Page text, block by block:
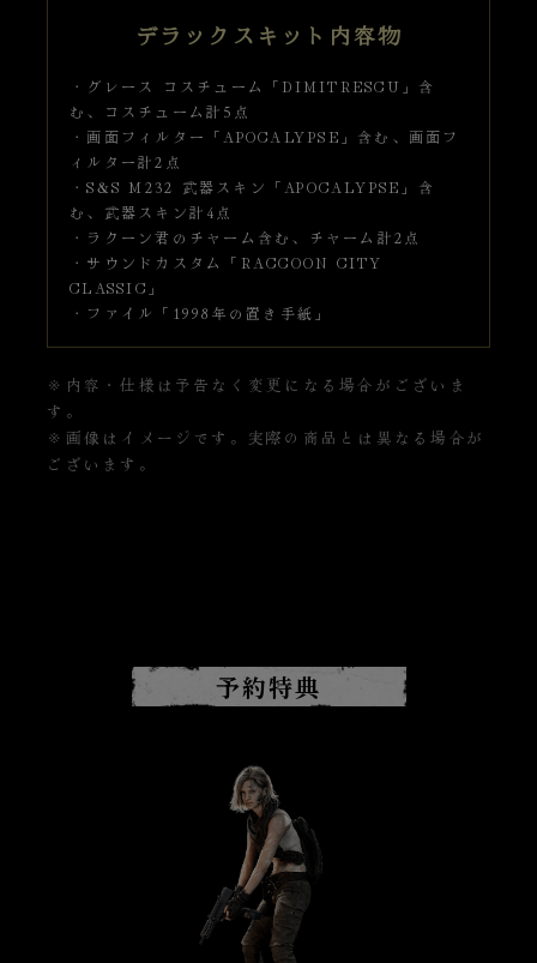
デラックスキット内容物
・グレース コスチューム「DIMITRESCU」含
む、コスチューム計5点
・画面フィルター「APOCALYPSE」含む、画面フ
ィルター計2点
・S&S M232 武器スキン「APOCALYPSE」含
む、武器スキン計4点
・ラクーン君のチャーム含む、チャーム計2点
・サウンドカスタム「RACCOON CITY
CLASSIC」
・ファイル「1998年の置き手紙」
※内容・仕様は予告なく変更になる場合がございま
す。
※画像はイメージです。実際の商品とは異なる場合が
ございます。
予約特典